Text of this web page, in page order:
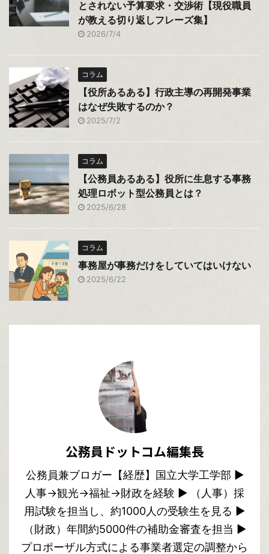
とされない予算要求・交渉術【現役職員
が教える切り返しフレーズ集】
2026/7/4
コラム
【役所あるある】行政主導の再開発事業
はなぜ失敗するのか？
2025/7/2
コラム
【公務員あるある】役所に生息する事務
処理ロボット型公務員とは？
2025/6/28
コラム
事務屋が事務だけをしていてはいけない
2025/6/22
公務員ドットコム編集長
公務員兼ブロガー【経歴】国立大学工学部 ▶︎
人事→観光→福祉→財政を経験 ▶︎ （人事）採
用試験を担当し、約1000人の受験生を見る ▶︎
（財政）年間約5000件の補助金審査を担当 ▶︎
プロポーザル方式による事業者選定の調整から